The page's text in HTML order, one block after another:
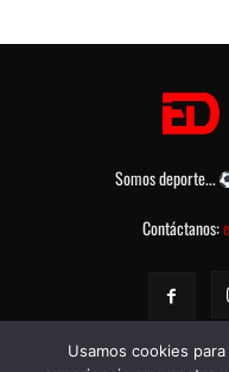
Somos deporte...
Contáctanos:
Usamos cookies